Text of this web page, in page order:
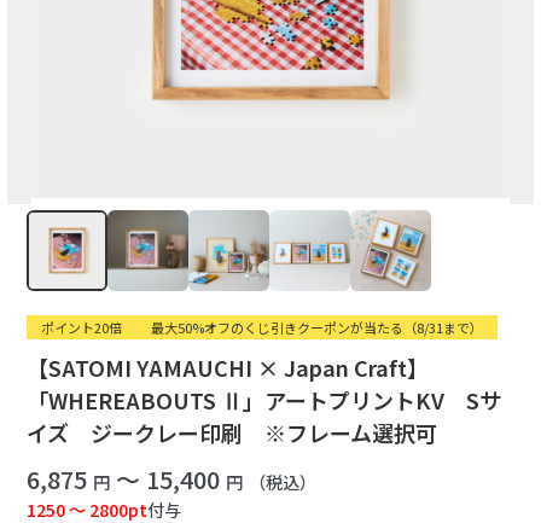
ポイント20倍 最大50%オフのくじ引きクーポンが当たる（8/31まで）
【SATOMI YAMAUCHI × Japan Craft】
「WHEREABOUTS Ⅱ」アートプリントKV Sサ
イズ ジークレー印刷 ※フレーム選択可
6,875 円 ～ 15,400 円
（税込）
1250 ～ 2800pt付与